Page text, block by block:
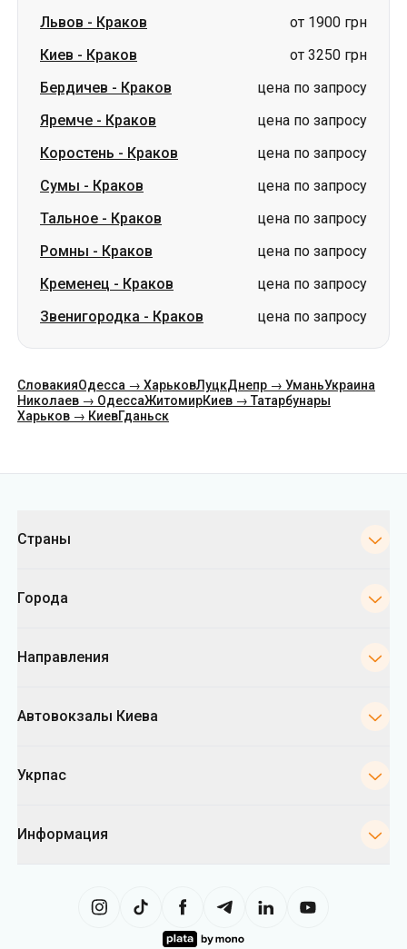
Львов - Краков
от 1900 грн
Киев - Краков
от 3250 грн
Бердичев - Краков
цена по запросу
Яремче - Краков
цена по запросу
Коростень - Краков
цена по запросу
Сумы - Краков
цена по запросу
Тальное - Краков
цена по запросу
Ромны - Краков
цена по запросу
Кременец - Краков
цена по запросу
Звенигородка - Краков цена по запросу
СловакияОдесса → ХарьковЛуцкДнепр → УманьУкраина
Николаев → ОдессаЖитомирКиев → Татарбунары
Харьков → КиевГданьск
Страны
Города
Направления
Автовокзалы Киева
Укрпас
Информация